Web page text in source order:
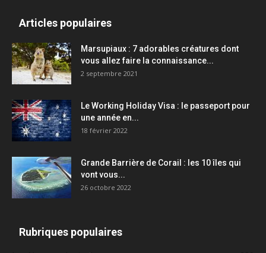
Articles populaires
Marsupiaux : 7 adorables créatures dont
vous allez faire la connaissance...
2 septembre 2021
Le Working Holiday Visa : le passeport pour
une année en...
18 février 2022
Grande Barrière de Corail : les 10 îles qui
vont vous...
26 octobre 2022
Rubriques populaires